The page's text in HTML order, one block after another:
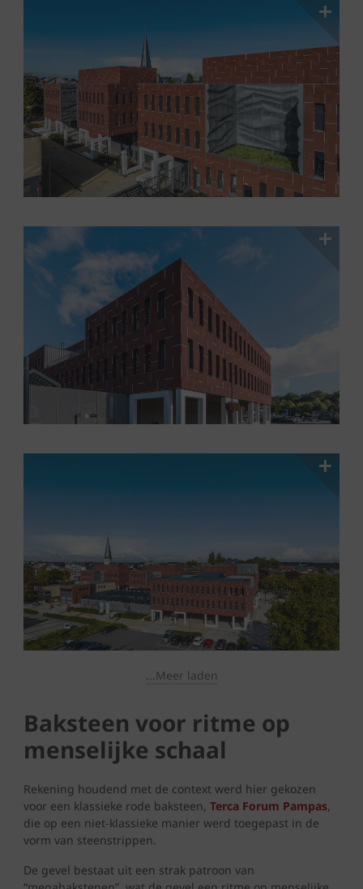
...Meer laden
Baksteen voor ritme op
menselijke schaal
Rekening houdend met de context werd hier gekozen
voor een klassieke rode baksteen, Terca Forum Pampas,
die op een niet-klassieke manier werd toegepast in de
vorm van steenstrippen.
De gevel bestaat uit een strak patroon van